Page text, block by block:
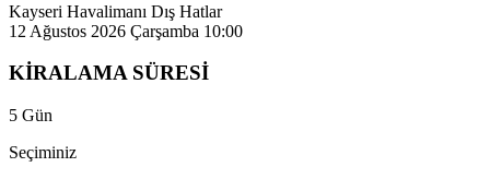
Kayseri Havalimanı Dış Hatlar
12 Ağustos 2026 Çarşamba 10:00
KİRALAMA SÜRESİ
5 Gün
Seçiminiz